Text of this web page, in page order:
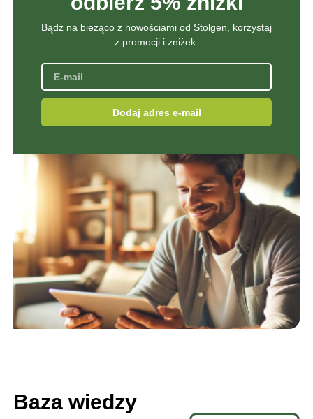
Bądź na bieżąco z nowościami od Stolgen, korzystaj
z promocji i zniżek.
Dodaj adres e-mail
Baza wiedzy